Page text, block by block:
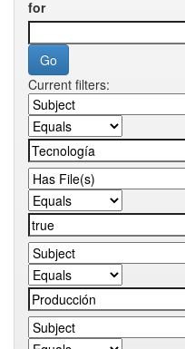
for
Current filters: